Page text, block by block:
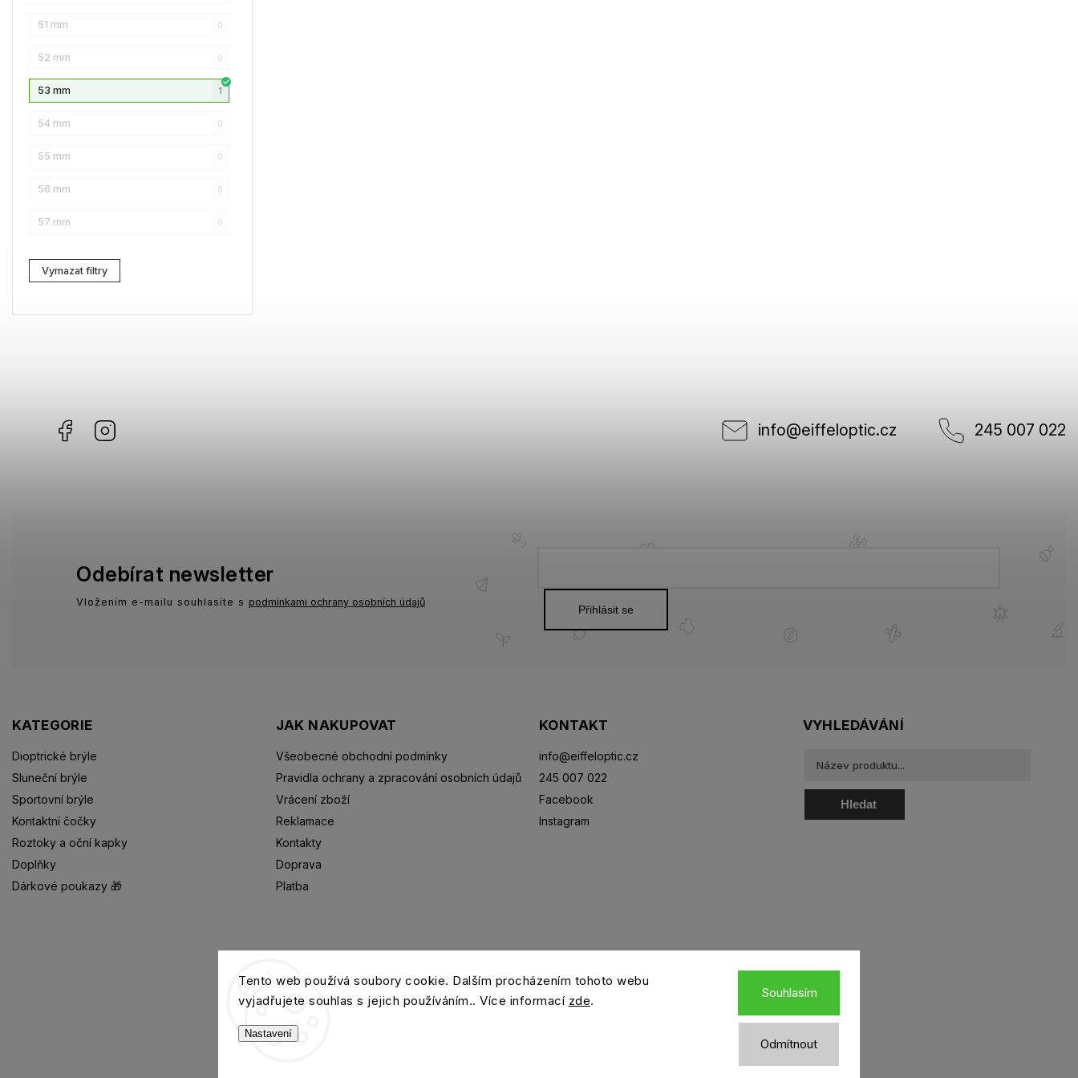
Tento web používá soubory cookie. Dalším procházením tohoto webu
vyjadřujete souhlas s jejich používáním.. Více informací zde.
Nastavení
Odmítnout
Souhlasím
Karl Lagerfeld 0
Love Moschino 0
Pierre Cardin 1
Fossil 0
Web 0
Lacoste 0
Kenzo 0
Carrera
Moschino
51 mm 0
52 mm 0
53 mm 1
54 mm 0
55 mm 0
56 mm 0
57 mm 0
Vymazat filtry
Facebook info@eiffeloptic.cz 245 007 022
KATEGORIE
Dioptrické brýle
Sluneční brýle
Sportovní brýle
Kontaktní čočky
Roztoky a oční kapky
Doplňky
Dárkové poukazy 🎁
JAK NAKUPOVAT
Všeobecné obchodní podmínky
Pravidla ochrany a zpracování osobních údajů
Vrácení zboží
Reklamace
Kontakty
Doprava
Platba
KONTAKT
info@eiffeloptic.cz
245 007 022
Facebook
Instagram
Odebírat newsletter
Vložením e-mailu souhlasíte s podmínkami ochrany osobních údajů
Přihlásit se
VYHLEDÁVÁNÍ
Hledat